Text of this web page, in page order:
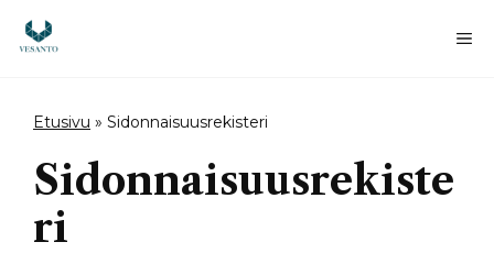
sisältöön
Etusivu » Sidonnaisuusrekisteri
Sidonnaisuusrekiste
ri